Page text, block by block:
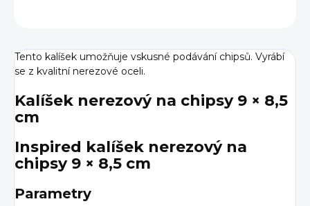
Tento kalíšek umožňuje vskusné podávání chipsů. Vyrábí
se z kvalitní nerezové oceli.
Kalíšek nerezový na chipsy 9 × 8,5
cm
Inspired kalíšek nerezový na
chipsy 9 × 8,5 cm
Parametry